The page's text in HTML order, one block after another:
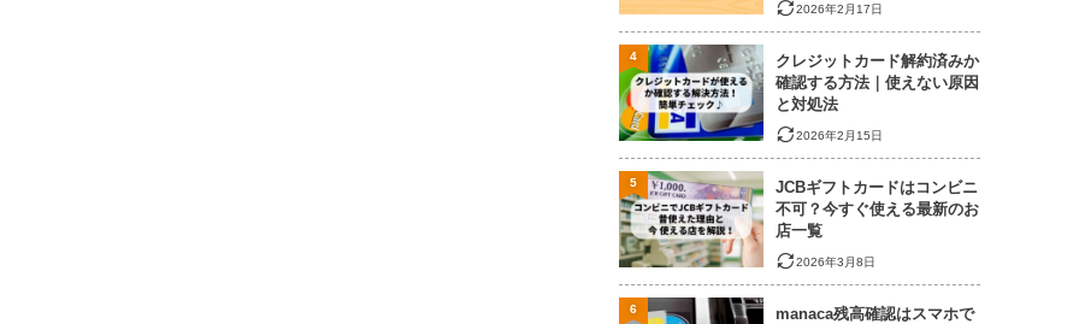
2026年2月17日
クレジットカード解約済みか
確認する方法｜使えない原因
と対処法
2026年2月15日
4
JCBギフトカードはコンビニ
不可？今すぐ使える最新のお
店一覧
2026年3月8日
5
manaca残高確認はスマホで
6